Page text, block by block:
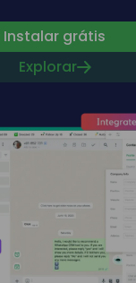
Instalar grátis
Explorar